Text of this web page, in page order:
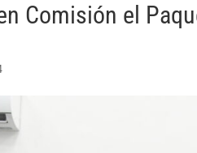
Comisión el